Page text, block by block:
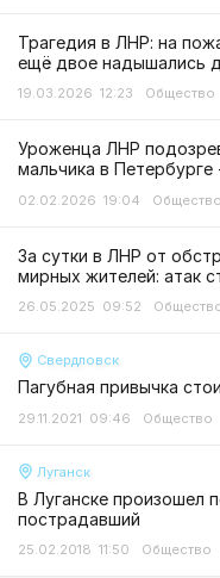
Трагедия в ЛНР: на
ещё двое надышались
19.03.2026 12:23 Общество
Уроженца ЛНР
мальчика в
02.02.2026 19:04 Общество
За сутки в ЛНР от
мирных жителей: атак
26.05.2025 09:52
Свердловск
Пагубная привычка
29.11.2021 09:46 Общество
Луганск
В Луганске произошел
пострадавший
25.02.2018 11:50 Общество